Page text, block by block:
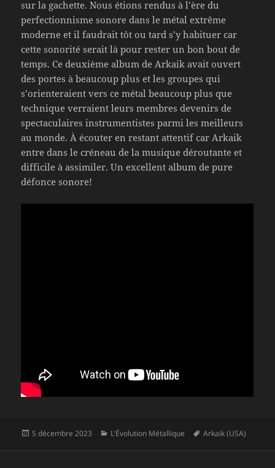
sur la gachette. Nous étions rendus à l’ère du
perfectionnisme sonore dans le métal extrême
moderne et il faudrait tôt ou tard s’y habituer car
cette sonorité serait là pour rester un bon bout de
temps. Ce deuxième album de Arkaik avait ouvert
des portes à beaucoup plus et les groupes qui
s’orienteraient vers ce métal beaucoup plus que
technique verraient leurs membres devenirs de
spectaculaires instrumentistes parmi les meilleurs
au monde. À écouter en restant attentif car Arkaik
entre dans le créneau de la musique déroutante et
difficile à assimiler. Un excellent album de pure
défonce sonore!
Publié
5 décembre 2023 Catégories
L'Évolution Métallique
Mots-
Arkaik (USA)